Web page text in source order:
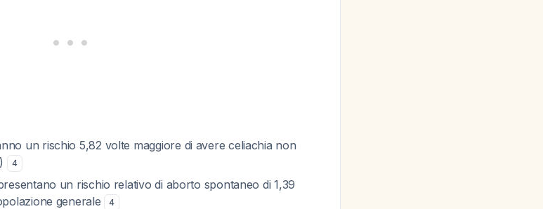
un rischio 5,82 volte maggiore di avere celiachia non
4
un rischio relativo di aborto spontaneo di 1,39
generale
4